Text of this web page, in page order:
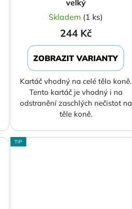
velký
Skladem (1 ks)
244 Kč
ZOBRAZIT VARIANTY
Kartáč vhodný na celé tělo koně.
Tento kartáč je vhodný i na
odstranění zaschlých nečistot na
těle koně.
TIP